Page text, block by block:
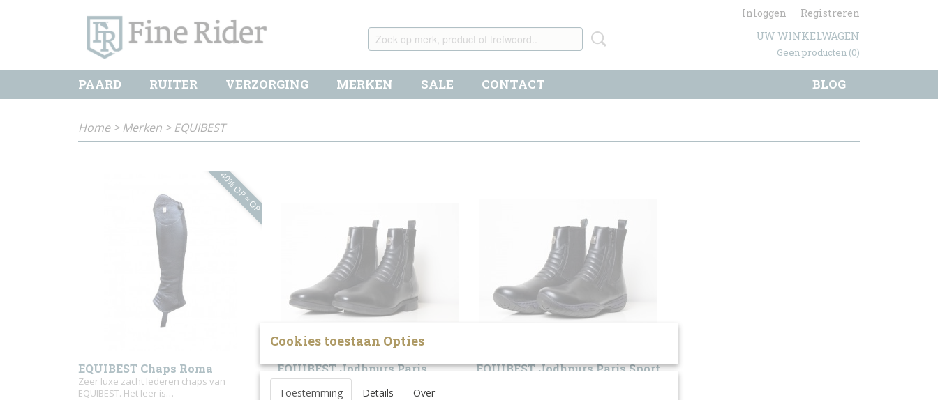
Inloggen Registreren
UW WINKELWAGEN
Geen producten (0)
BLOG
PAARD RUITER VERZORGING MERKEN SALE CONTACT
Home>Merken >EQUIBEST
40% OP = OP
EQUIBEST Chaps Roma
Zeer luxe zacht lederen chaps van
EQUIBEST. Het leer is…
EQUIBEST Jodhpurs Paris
Zeer luxe kalfslederen jodhpurs van
EQUIBEST. De volledig…
EQUIBEST Jodhpurs Paris Sport
Cookies toestaan Opties
Toestemming Details Over